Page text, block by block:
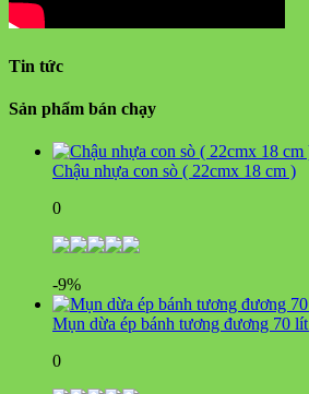
Tin tức
Sản phẩm bán chạy
Chậu nhựa con sò ( 22cmx 18 cm )
0
-9%
Mụn dừa ép bánh tương đương 70 lít
0